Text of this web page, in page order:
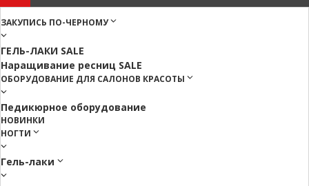
ЗАКУПИСЬ ПО-ЧЕРНОМУ
ГЕЛЬ-ЛАКИ SALE
Наращивание ресниц SALE
ОБОРУДОВАНИЕ ДЛЯ САЛОНОВ КРАСОТЫ
Педикюрное оборудование
НОВИНКИ
НОГТИ
Гель-лаки